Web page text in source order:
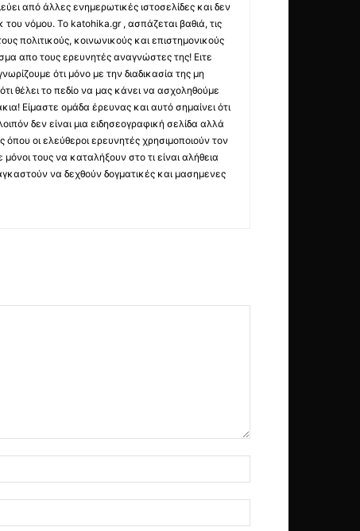
από άλλες ενημερωτικές ιστοσελίδες και δεν
του νόμου. Το katohika.gr , ασπάζεται βαθιά, τις
πολιτικούς, κοινωνικούς και επιστημονικούς
απο τους ερευνητές αναγνώστες της! Ειτε
ότι μόνο με την διαδικασία της μη
θέλει το πεδίο να μας κάνει να ασχοληθούμε
Είμαστε ομάδα έρευνας και αυτό σημαίνει ότι
δεν είναι μια ειδησεογραφική σελίδα αλλά
οι ελεύθεροι ερευνητές χρησιμοποιούν τον
τους να καταλήξουν στο τι είναι αλήθεια
να δεχθούν δογματικές και μασημενες